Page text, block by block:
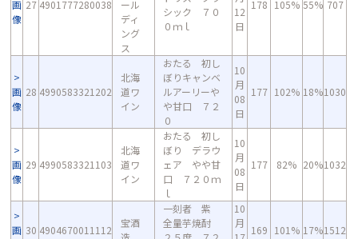
画
像
27 4901777280038
ール
ディ
ング
ス
シック ７０
０ｍｌ
12
日
178 105% 55% 707
画
像
28 4990583321202
北海
道ワ
イン
おたる 初し
ぼりキャンベ
ルアーリーや
や甘口 ７２
０
10
月
08
日
177 102% 18%1030
画
像
29 4990583321103
北海
道ワ
イン
おたる 初し
ぼり デラウ
ェア やや甘
口 ７２０ｍ
ｌ
10
月
08
日
177 82% 20%1032
画 30 4904670011112
宝酒
一刻者 紫
全量芋焼酎
10
月
169 101% 17%1512